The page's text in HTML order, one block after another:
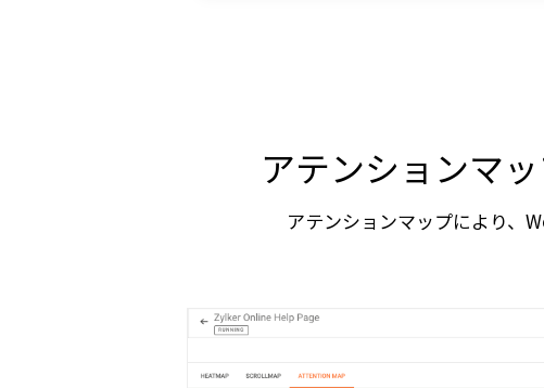
アテンションマ
アテンションマップにより、